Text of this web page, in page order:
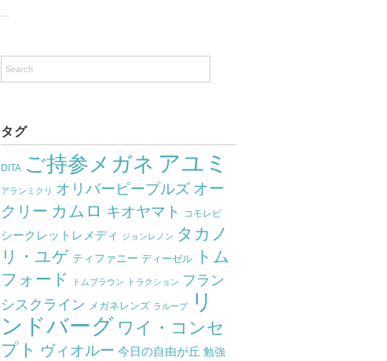
タグ
DITA ご持参メガネ アユミ
アランミクリ オリバーピープルズ オー
クリー カムロ キオヤマト コモレビ
シークレットレメディ ジョンレノン タカノ
リ・ユゲ ティファニー ディーゼル
トム
フォード
トムブラウン トラクション フラン
シスクライン メガネレンズ ラループ
リ
ンドバーグ ワイ・コンセ
プト ヴィオルー 今日の自由が丘 勉強